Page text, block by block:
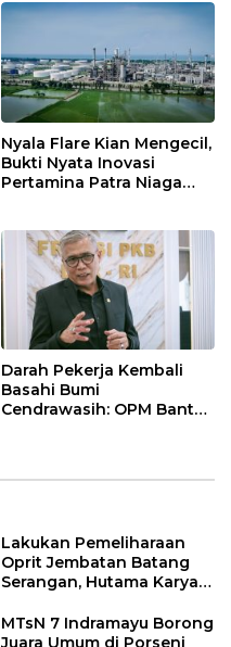
Nyala Flare Kian Mengecil,
Bukti Nyata Inovasi
Pertamina Patra Niaga
Darah Pekerja Kembali
Basahi Bumi
Cendrawasih: OPM Bantai
Lakukan Pemeliharaan
Oprit Jembatan Batang
Serangan, Hutama Karya
55 Tol Binjai–Langsa
MTsN 7 Indramayu Borong
Juara Umum di Porseni